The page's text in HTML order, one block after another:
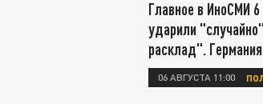
Главное в ИноСМИ
ударили
расклад".
06 АВГУСТА 11:00